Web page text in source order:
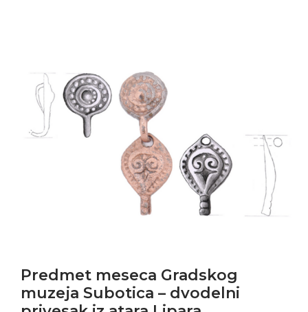
Predmet meseca Gradskog
muzeja Subotica – dvodelni